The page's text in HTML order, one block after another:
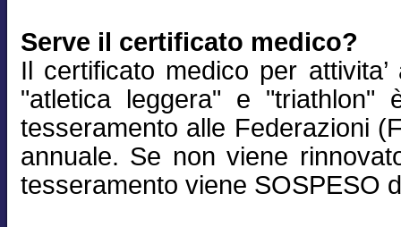
Serve il certificato medico?
Il certificato medico per
"atletica leggera" e "triathlon"
tesseramento alle Federazioni
annuale. Se non viene
tesseramento viene SOSPESO